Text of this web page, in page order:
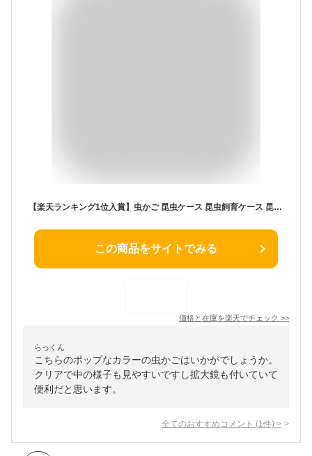
【楽天ランキング1位入賞】虫かご 昆虫ケース 昆虫飼育ケース 昆虫観察セット ひも ピン 拡大鏡付き クリア 黄青赤
この商品をサイトでみる
価格と在庫を楽天でチェック >>
らっくん
こちらのポップなカラーの虫かごはいかがでしょうか。
クリアで中の様子も見やすいですし拡大鏡も付いていて
便利だと思います。
全てのおすすめコメント (1 件) >